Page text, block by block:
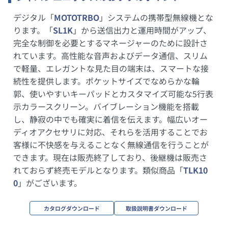
デジタル「MOTOTRBO」システムの携帯型無線機とな
ります。「SL1K」から送信出力と運用時間がアップ、
完全な制御を必要とするマネージャーのために設計さ
れています。高性能な音声およびデータ通信、スリム
で軽量、エレガントな見た目の端末は、スマートな接
続性を提供します。ポケットサイズでなめらかな輪
郭、使いやすいキーパッドとカスタマイズ可能な5行表
示カラースクリーン。バイブレーション機能を搭載
し、静寂の中でも確実に着信を伝えます。幅広いオー
ディオアクセサリに対応、それらを活用することでお
客様に不快感を与えることなく無線通信を行うことが
できます。現在は販売終了しており、後継機は販売さ
れておらず終売モデルとなります。類似商品「TLK10
0」がございます。
カタログダウンロード 取扱説明書ダウンロード